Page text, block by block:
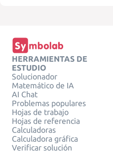
HERRAMIENTAS DE
ESTUDIO
Solucionador
Matemático de IA
AI Chat
Problemas populares
Hojas de trabajo
Hojas de referencia
Calculadoras
Calculadora gráfica
Verificar solución